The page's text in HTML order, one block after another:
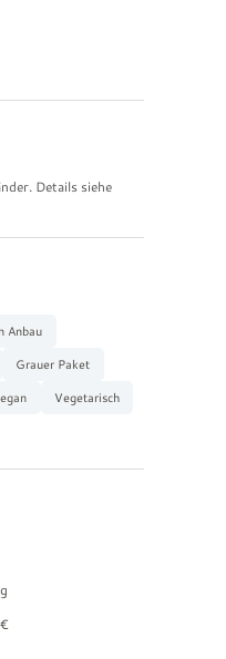
Details siehe
Anbau
Grauer Paket
Vegetarisch